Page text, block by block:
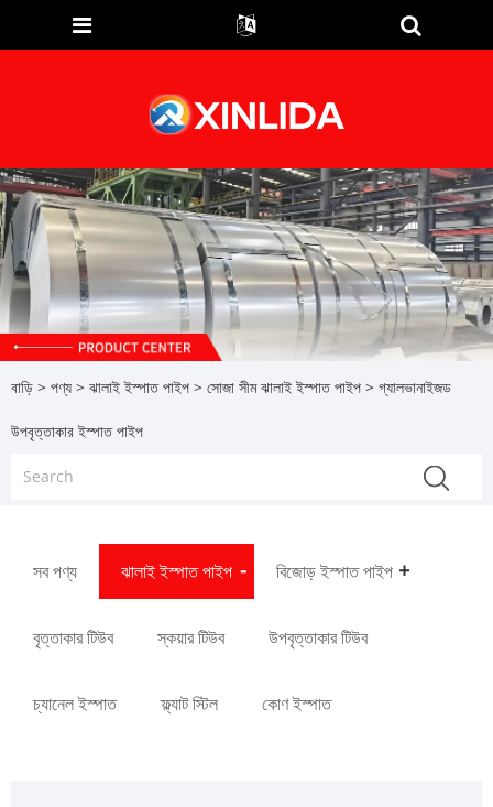
বাড়ি > পণ্য > ঝালাই ইস্পাত পাইপ > সোজা সীম ঝালাই ইস্পাত পাইপ > গ্যালভানাইজড
উপবৃত্তাকার ইস্পাত পাইপ
সব পণ্য ঝালাই ইস্পাত পাইপ বিজোড় ইস্পাত পাইপ
বৃত্তাকার টিউব স্কয়ার টিউব উপবৃত্তাকার টিউব
চ্যানেল ইস্পাত ফ্ল্যাট স্টিল কোণ ইস্পাত